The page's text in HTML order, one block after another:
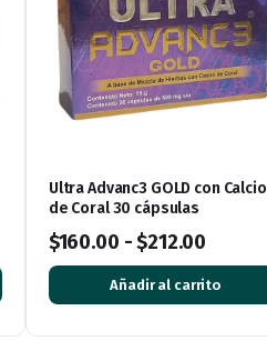
Ultra Advanc3 GOLD con Calcio
de Coral 30 cápsulas
$160.00 -$212.00
Añadir al carrito